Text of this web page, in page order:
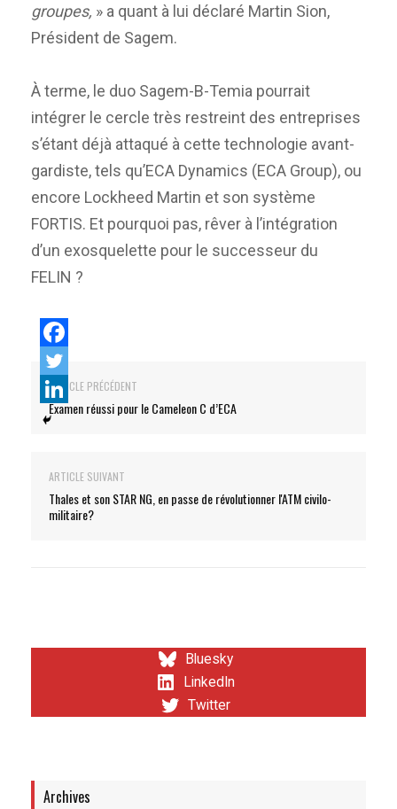
groupes, » a quant à lui déclaré Martin Sion,
Président de Sagem.
À terme, le duo Sagem-B-Temia pourrait
intégrer le cercle très restreint des entreprises
s’étant déjà attaqué à cette technologie avant-
gardiste, tels qu’ECA Dynamics (ECA Group), ou
encore Lockheed Martin et son système
FORTIS. Et pourquoi pas, rêver à l’intégration
d’un exosquelette pour le successeur du
FELIN ?
ARTICLE PRÉCÉDENT
Examen réussi pour le Cameleon C d’ECA
ARTICLE SUIVANT
Thales et son STAR NG, en passe de révolutionner l'ATM civilo-
militaire?
Bluesky
LinkedIn
Twitter
Archives